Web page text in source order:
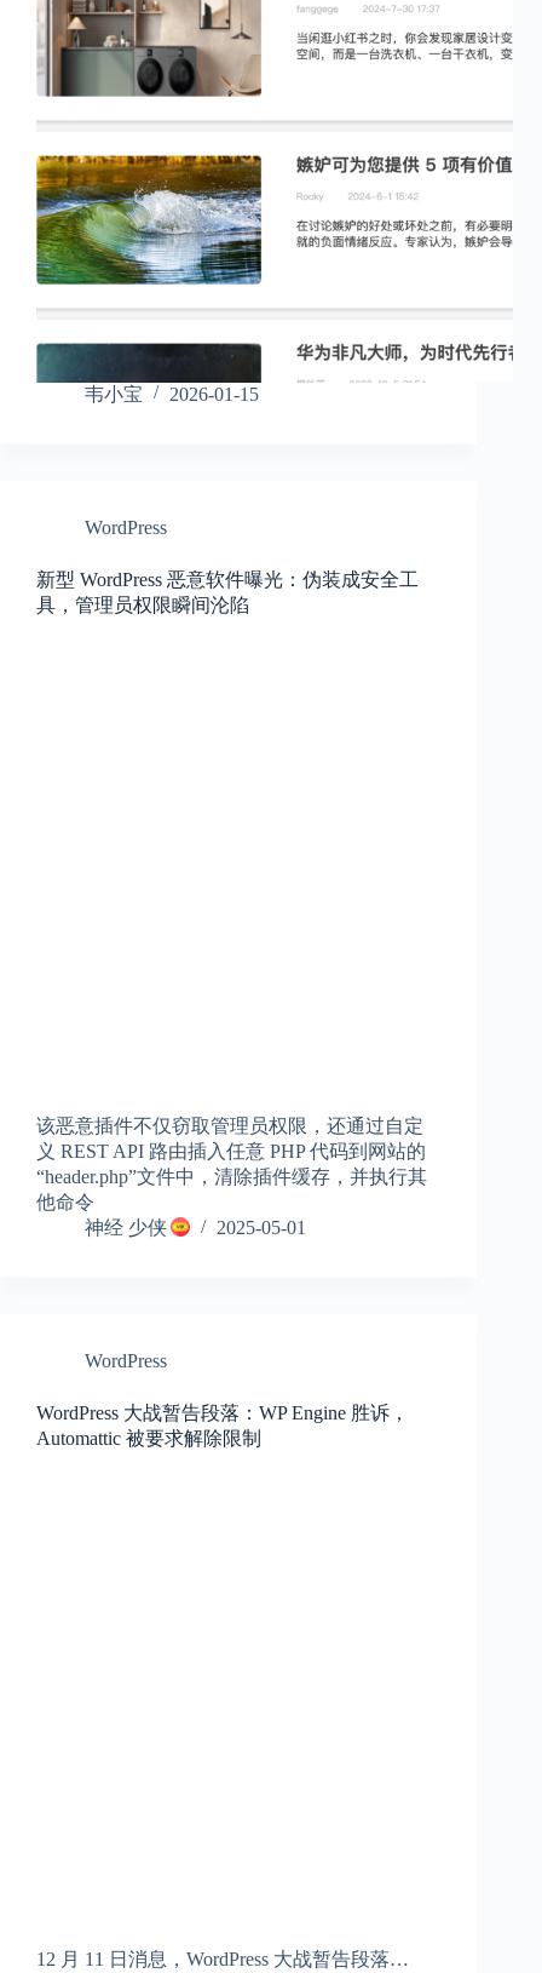
韦小宝 2026-01-15
WordPress
新型 WordPress 恶意软件曝光：伪装成安全工
具，管理员权限瞬间沦陷
该恶意插件不仅窃取管理员权限，还通过自定
义 REST API 路由插入任意 PHP 代码到网站的
“header.php”文件中，清除插件缓存，并执行其
他命令
神经 少侠
2025-05-01
WordPress
WordPress 大战暂告段落：WP Engine 胜诉，
Automattic 被要求解除限制
12 月 11 日消息，WordPress 大战暂告段落…